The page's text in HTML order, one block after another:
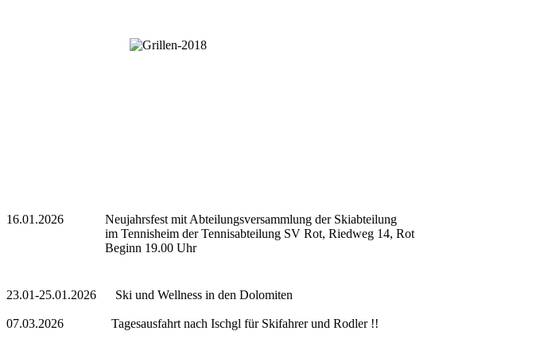
16.01.2026 Neujahrsfest mit Abteilungsversammlung der Skiabteilung
im Tennisheim der Tennisabteilung SV Rot, Riedweg 14, Rot
Beginn 19.00 Uhr
23.01-25.01.2026 Ski und Wellness in den Dolomiten
07.03.2026 Tagesausfahrt nach Ischgl für Skifahrer und Rodler !!